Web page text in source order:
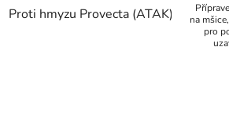
Proti hmyzu Provecta (ATAK) 50 ml
na
pro